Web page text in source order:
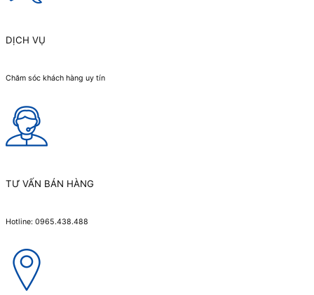
DỊCH VỤ
Chăm sóc khách hàng uy tín
TƯ VẤN BÁN HÀNG
Hotline: 0965.438.488